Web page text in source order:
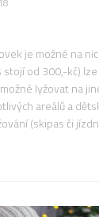
je možné na
od 300,-kč)
lyžovat na
areálů a
(skipas či